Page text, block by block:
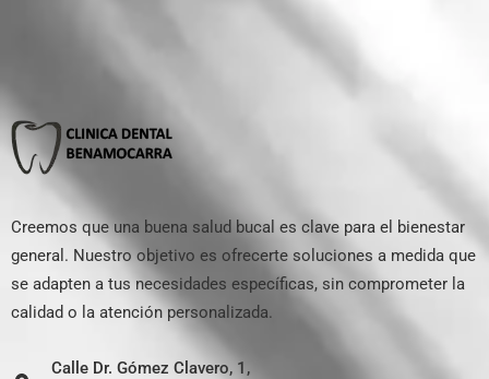
Creemos que una buena salud bucal es clave para el bienestar
general. Nuestro objetivo es ofrecerte soluciones a medida que
se adapten a tus necesidades específicas, sin comprometer la
calidad o la atención personalizada.
Calle Dr. Gómez Clavero, 1,